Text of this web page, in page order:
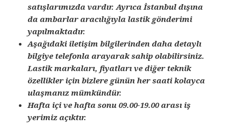
satışlarımızda vardır. Ayrıca İstanbul dışına
da ambarlar aracılığıyla lastik gönderimi
yapılmaktadır.
Aşağıdaki iletişim bilgilerinden daha detaylı
bilgiye telefonla arayarak sahip olabilirsiniz.
Lastik markaları, fiyatları ve diğer teknik
özellikler için bizlere günün her saati kolayca
ulaşmanız mümkündür.
Hafta içi ve hafta sonu 09.00-19.00 arası iş
yerimiz açıktır.